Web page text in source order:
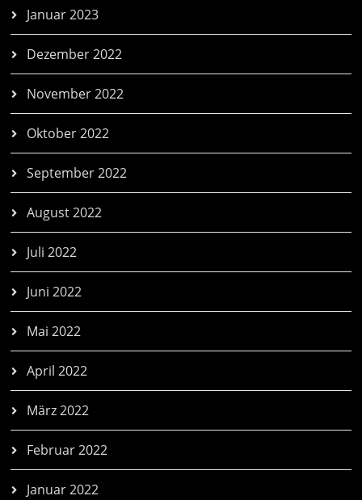
Januar 2023
Dezember 2022
November 2022
Oktober 2022
September 2022
August 2022
Juli 2022
Juni 2022
Mai 2022
April 2022
März 2022
Februar 2022
Januar 2022